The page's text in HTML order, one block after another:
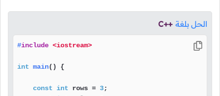
الحل بلغة C++
#include <iostream>
int main() {
const int rows = 3;